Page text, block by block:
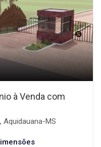
à Venda com
MS